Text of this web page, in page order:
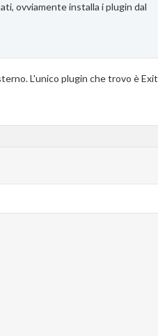
ovviamente installa i plugin dal
L'unico plugin che trovo è Exit